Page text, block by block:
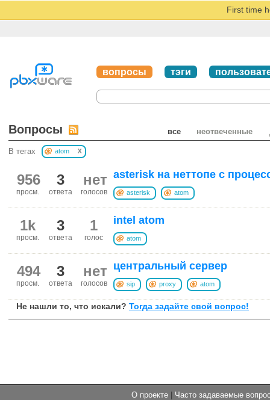
First time
вопросы тэги
все неотвеченные
Вопросы
В тегах atom x
нет
голосов
3
ответа
956
просм.
asterisk на неттопе c
asterisk atom
1
голос
3
ответа
1k
просм.
intel atom
atom
нет
голосов
3
ответа
494
просм.
центральный сервер
sip proxy atom
Не нашли то, что искали? Тогда задайте свой вопрос!
О проекте | Часто задаваемые